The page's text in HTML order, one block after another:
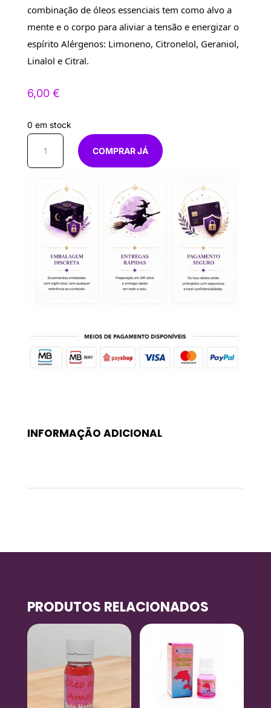
combinação de óleos essenciais tem como alvo a
mente e o corpo para aliviar a tensão e energizar o
espírito Alérgenos: Limoneno, Citronelol, Geraniol,
Linalol e Citral.
6,00 €
0 em stock
Quantidade
Massagem
dores
menstruais
COMPRAR JÁ
INFORMAÇÃO ADICIONAL
PRODUTOS RELACIONADOS